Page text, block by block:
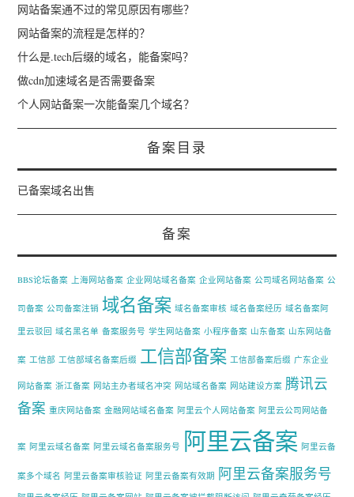
网站备案通不过的常见原因有哪些？
网站备案的流程是怎样的？
什么是.tech后缀的域名，能备案吗？
做cdn加速域名是否需要备案
个人网站备案一次能备案几个域名？
备案目录
已备案域名出售
备案
BBS论坛备案 上海网站备案 企业网站域名备案 企业网站备案 公司域名网站备案 公
司备案 公司备案注销 域名备案 域名备案审核 域名备案经历 域名备案阿
里云驳回 域名黑名单 备案服务号 学生网站备案 小程序备案 山东备案 山东网站备
案 工信部 工信部域名备案后缀 工信部备案 工信部备案后缀 广东企业
网站备案 浙江备案 网站主办者域名冲突 网站域名备案 网站建设方案 腾讯云
备案 重庆网站备案 金融网站域名备案 阿里云个人网站备案 阿里云公司网站备
案 阿里云域名备案 阿里云域名备案服务号 阿里云备案 阿里云备
案多个域名 阿里云备案审核验证 阿里云备案有效期 阿里云备案服务号